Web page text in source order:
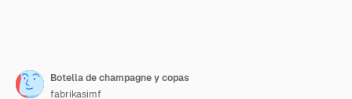
Botella de champagne y copas
fabrikasimf